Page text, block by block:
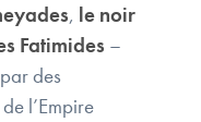
, le noir
Fatimides –
des
l’Empire